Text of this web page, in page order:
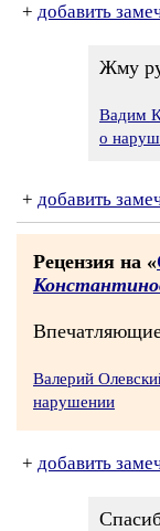
+ добавить
Жму
Вадим
о
+ добавить
Рецензия на «
Валерий
нарушении
+ добавить